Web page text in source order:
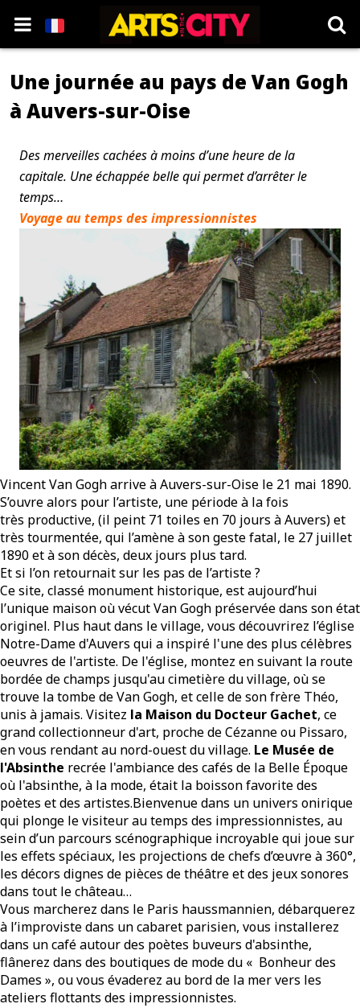
Une journée au pays de Van Gogh
à Auvers-sur-Oise
Des merveilles cachées à moins d’une heure de la
capitale. Une échappée belle qui permet d’arrêter le
temps…
Voyage au temps des impressionnistes
Vincent Van Gogh arrive à Auvers-sur-Oise le 21 mai 1890.
S’ouvre alors pour l’artiste, une période à la fois
très productive, (il peint 71 toiles en 70 jours à Auvers) et
très tourmentée, qui l’amène à son geste fatal, le 27 juillet
1890 et à son décès, deux jours plus tard.
Et si l’on retournait sur les pas de l’artiste ?
Ce site, classé monument historique, est aujourd’hui
l’unique maison où vécut Van Gogh préservée dans son état
originel. Plus haut dans le village, vous découvrirez l’église
Notre-Dame d'Auvers qui a inspiré l'une des plus célèbres
oeuvres de l'artiste. De l'église, montez en suivant la route
bordée de champs jusqu'au cimetière du village, où se
trouve la tombe de Van Gogh, et celle de son frère Théo,
unis à jamais. Visitez la Maison du Docteur Gachet, ce
grand collectionneur d'art, proche de Cézanne ou Pissaro,
en vous rendant au nord-ouest du village. Le Musée de
l'Absinthe recrée l'ambiance des cafés de la Belle Époque
où l'absinthe, à la mode, était la boisson favorite des
poètes et des artistes.Bienvenue dans un univers onirique
qui plonge le visiteur au temps des impressionnistes, au
sein d’un parcours scénographique incroyable qui joue sur
les effets spéciaux, les projections de chefs d’œuvre à 360°,
les décors dignes de pièces de théâtre et des jeux sonores
dans tout le château…
Vous marcherez dans le Paris haussmannien, débarquerez
à l’improviste dans un cabaret parisien, vous installerez
dans un café autour des poètes buveurs d'absinthe,
flânerez dans des boutiques de mode du « Bonheur des
Dames », ou vous évaderez au bord de la mer vers les
ateliers flottants des impressionnistes.